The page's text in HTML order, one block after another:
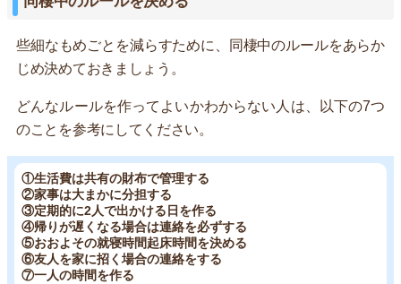
些細なもめごとを減らすために、同棲中のルールをあらか
じめ決めておきましょう。
どんなルールを作ってよいかわからない人は、以下の7つ
のことを参考にしてください。
①生活費は共有の財布で管理する
②家事は大まかに分担する
③定期的に2人で出かける日を作る
④帰りが遅くなる場合は連絡を必ずする
⑤おおよその就寝時間起床時間を決める
⑥友人を家に招く場合の連絡をする
⑦一人の時間を作る